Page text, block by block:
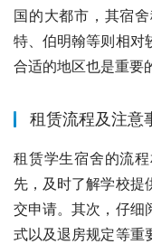
国的大都市，其宿
特、伯明翰等则相对
合适的地区也是重要
租赁流程及注意
租赁学生宿舍的流
先，及时了解学校提
交申请。其次，仔细
式以及退房规定等重